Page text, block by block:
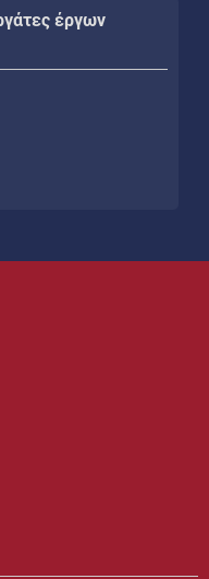
έργων